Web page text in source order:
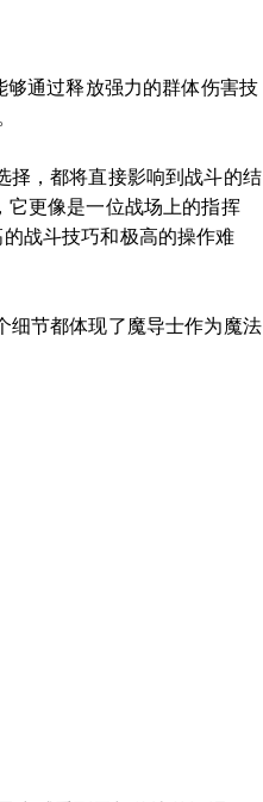
通过释放强力的群体伤害技
择，都将直接影响到战斗的结
它更像是一位战场上的指挥
战斗技巧和极高的操作难
细节都体现了魔导士作为魔法